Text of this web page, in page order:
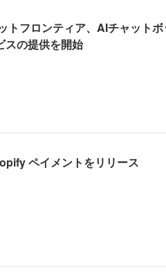
トフロンティア、AIチャット
の提供を開始
ペイメントをリリース